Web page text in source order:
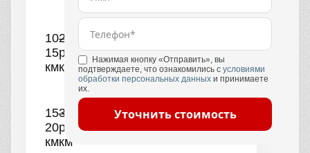
10–
15
км
290
руб/
км
15–
20
км
300
руб/
км
Нажимая кнопку «Отправить», вы
подтверждаете, что ознакомились с условиями
обработки персональных данных и принимаете
их.
Уточнить стоимость